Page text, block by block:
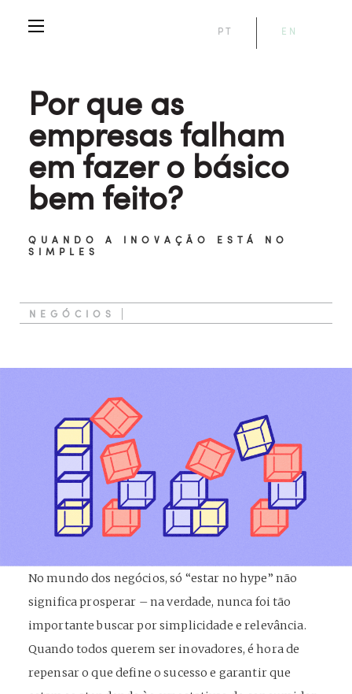
PT EN
Por que as
empresas falham
em fazer o básico
bem feito?
QUANDO A INOVAÇÃO ESTÁ NO
SIMPLES
NEGÓCIOS
No mundo dos negócios, só “estar no hype” não
significa prosperar – na verdade, nunca foi tão
importante buscar por simplicidade e relevância.
Quando todos querem ser inovadores, é hora de
repensar o que define o sucesso e garantir que